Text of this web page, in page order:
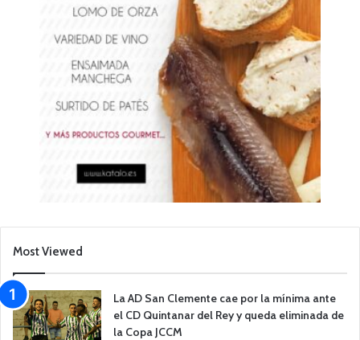
Most Viewed
La AD San Clemente cae por la mínima ante
el CD Quintanar del Rey y queda eliminada de
la Copa JCCM